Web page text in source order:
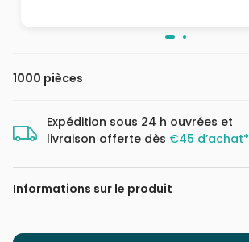
1000 pièces
Expédition sous 24 h ouvrées et
livraison offerte dès €45 d’achat*
Informations sur le produit
Marque Magnolia